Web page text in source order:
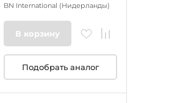
BN International (Нидерланды)
В корзину
Подобрать аналог